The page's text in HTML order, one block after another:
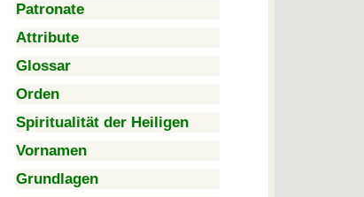
Patronate
Attribute
Glossar
Orden
Spiritualität der Heiligen
Vornamen
Grundlagen